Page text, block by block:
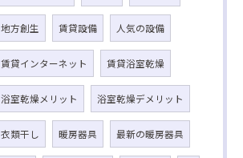
地方創生 賃貸設備 人気の設備
賃貸インターネット 賃貸浴室乾燥
浴室乾燥メリット 浴室乾燥デメリット
衣類干し 暖房器具 最新の暖房器具